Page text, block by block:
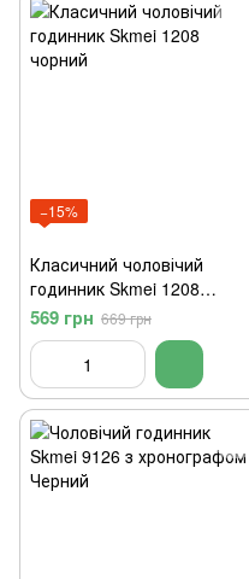
−15%
Класичний чоловічий
годинник Skmei 1208
чорний
569 грн 669 грн